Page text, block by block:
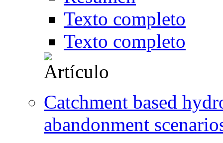
Texto completo
Texto completo
Catchment based
abandonment